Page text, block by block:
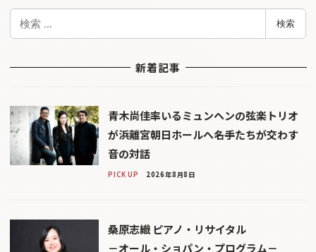
検
検索
新着記事
青木尚佳率いるミュンヘンの弦楽トリオ
が浜離宮朝日ホールへ――名手たちが交わす
音の対話
PICK UP 2026年8月8日
桑原志織 ピアノ・リサイタル
－オール・ショパン・プログラム－